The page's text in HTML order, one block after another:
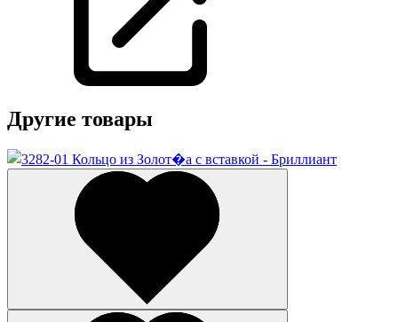
Другие товары